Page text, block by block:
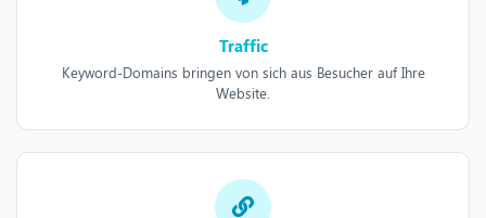
Traffic
Keyword-Domains bringen von sich aus Besucher auf Ihre
Website.